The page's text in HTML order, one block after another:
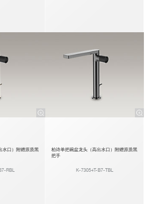
水口）附赠原质黑
RBL
柏诗单把碗盆龙头（高出水口）附赠原质黑
把手
K-73054T-B7-TBL